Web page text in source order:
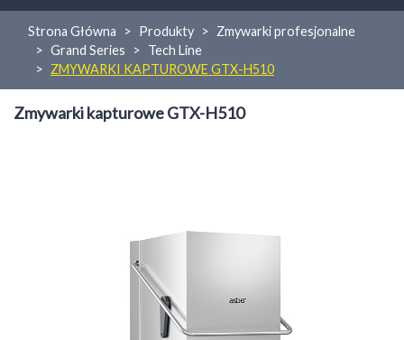
Strona Główna Produkty
Zmywarki profesjonalne
Grand Series
Tech Line
ZMYWARKI KAPTUROWE GTX-H510
Zmywarki kapturowe GTX-H510